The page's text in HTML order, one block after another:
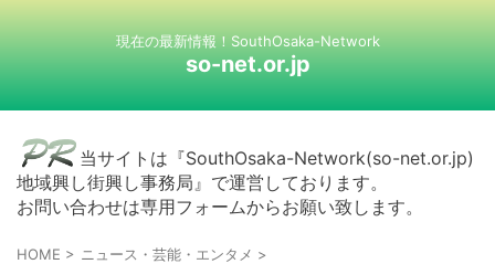
現在の最新情報！SouthOsaka-Network
so-net.or.jp
当サイトは『SouthOsaka-Network(so-net.or.jp)
地域興し街興し事務局』で運営しております。
お問い合わせは専用フォームからお願い致します。
HOME > ニュース・芸能・エンタメ >